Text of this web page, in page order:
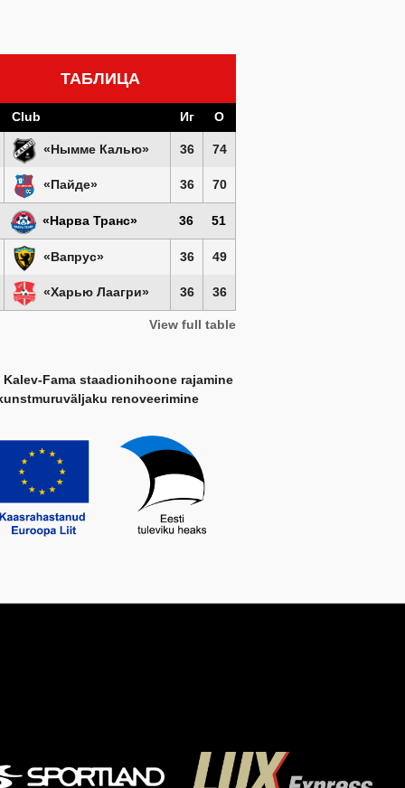
ТАБЛИЦА
Club Иг О
«Нымме Калью» 36 74
«Пайде» 36 70
«Нарва Транс» 36 51
«Вапрус» 36 49
«Харью Лаагри» 36 36
View full table
Kalev-Fama staadionihoone rajamine
renoveerimine